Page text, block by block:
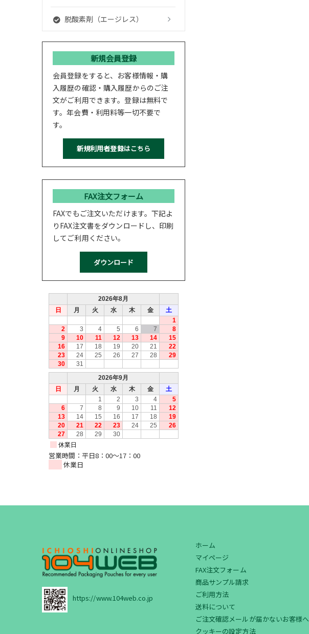
脱酸素剤（エージレス）
新規会員登録
会員登録をすると、お客様情報・購
入履歴の確認・購入履歴からのご注
文がご利用できます。登録は無料で
す。年会費・利用料等一切不要で
す。
FAX注文フォーム
FAXでもご注文いただけます。下記よ
りFAX注文書をダウンロードし、印刷
してご利用ください。
営業時間：平日8：00～17：00
休業日
https://www.104web.co.jp
ホーム
マイページ
FAX注文フォーム
商品サンプル請求
ご利用方法
送料について
ご注文確認メールが届かないお客様へ
クッキーの設定方法